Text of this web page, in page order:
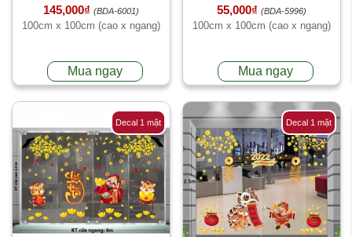
145,000₫ (BDA-6001)
100cm x 100cm (cao x ngang)
Mua ngay
55,000₫ (BDA-5996)
100cm x 100cm (cao x ngang)
Mua ngay
Decal 1 mặt Decal 1 mặt